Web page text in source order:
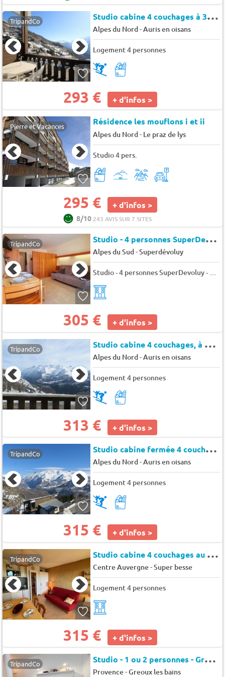
TripandCo S
tudio cabine 4 couchages à 300m des pistes - Auris en Oisans - Silenes
Alpes du Nord-Auris en oisans
Logement 4 personnes
293 € + d'infos >
Pierre et Vacances Résidence les mouflons i et ii
Alpes du Nord- Le praz de lys
Studio 4 pers.
295 € + d'infos >
8/10 243 AVIS SUR 7 SITES
TripandCo S
tudio - 4 personnes SuperDevoluy - Bois d'aurouze obiou
Alpes du Sud-Superdévoluy
Studio - 4 personnes SuperDevoluy - Bois d'aurouze obiou
305 € + d'infos >
TripandCo S
tudio cabine 4 couchages, à 150m des pistes - Auris en Oisans - Campanules
Alpes du Nord-Auris en oisans
Logement 4 personnes
313 € + d'infos >
TripandCo S
tudio cabine fermée 4 couchages au pied des pistes - Auris en Oisans - Bois gentil b
Alpes du Nord-Auris en oisans
Logement 4 personnes
315 € + d'infos >
TripandCo S
tudio cabine 4 couchages au pied des pistes - Auris en Oisans - Brimbelles
Centre Auvergne-Super besse
Logement 4 personnes
315 € + d'infos >
TripandCo S
tudio - 1 ou 2 personnes - Gréoux-les-Bains - Les jardins de cybele
Provence-Greoux les bains